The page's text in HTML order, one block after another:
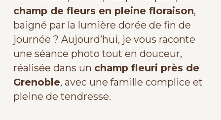
champ de fleurs en pleine floraison,
baigné par la lumière dorée de fin de
journée ? Aujourd’hui, je vous raconte
une séance photo tout en douceur,
réalisée dans un champ fleuri près de
Grenoble, avec une famille complice et
pleine de tendresse.